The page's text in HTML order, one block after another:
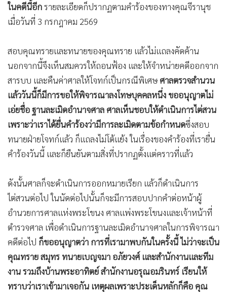
มาที่ศาล คุณแม่ไม่มา ทนายโจทก์ได้ยื่นคำร้องขอถอนฟ้องจำเลย
ก็คือคุณจีรานุชขอถอนฟ้องคุณทราย โดยอ้างเหตุว่าคุณจีรานุช
ครอบครัว เป็นการภายใน ไม่ประสงค์ที่จะดำเนินคดีกับคุณทราย
ในคดีนี้อีกรายละเอียดก็ปรากฏตามคำร้องของทางคุณจีรานุช
เมื่อวันที่ 3 กรกฎาคม 2569
สอบคุณทรายและทนายของคุณทราย แล้วไม่แถลงคัดค้าน
นอกจากนี้จึงเห็นสมควรให้ถอนฟ้อง และให้จำหน่ายคดีออกจาก
สารบบ และคืนค่าศาลให้โจทก์เป็นกรณีพิเศษศาลตรวจสำนวน
แล้ววันนี้ก็มีการขอให้พิจารณาลงโทษบุคคลหนึ่ง ขออนุญาตไม่
เพราะว่าเราได้ยื่นคำร้องว่ามีการละเมิดตามข้อกำหนดซึ่งสอบ
ทนายฝ่ายโจทก์แล้ว ก็แถลงไม่โต้แย้ง ในเรื่องของคำร้องที่เรายื่น
คำร้องวันนี้ และก็ยืนยันตามสิ่งที่ปรากฏตั้งแต่คราวที่แล้ว
ดังนั้นศาลก็จะดำเนินการออกหมายเรียก แล้วก็ดำเนินการ
ไต่สวนต่อไป ในนัดต่อไปนั้นก็จะมีการสอบปากคำต่อหน้าผู้
อำนวยการศาลแห่งพระโขนง ศาลแพ่งพระโขนงและเจ้าหน้าที่
ตำรวจศาล เพื่อดำเนินการฐานละเมิดอำนาจศาลในการพิจารณา